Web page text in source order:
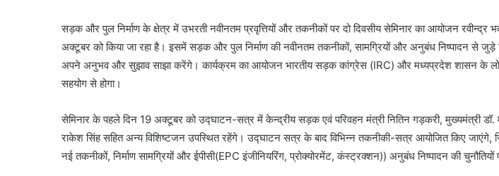
सड़क और पुल निर्माण के क्षेत्र में उभरती नवीनतम प्रवृत्तियों और तकनीकों पर दो दिवसीय सेमिनार का आयोजन
अक्टूबर को किया जा रहा है। इसमें सड़क और पुल निर्माण की नवीनतम तकनीकों, सामग्रियों और अनुबंध निष्पादन से जुड़े
अपने अनुभव और सुझाव साझा करेंगे। कार्यक्रम का आयोजन भारतीय सड़क कांग्रेस (IRC) और मध्यप्रदेश शासन के
सहयोग से होगा।
सेमिनार के पहले दिन 19 अक्टूबर को उद्घाटन-सत्र में केन्द्रीय सड़क एवं परिवहन मंत्री नितिन गड़करी, मुख्यमंत्री डॉ.
राकेश सिंह सहित अन्य विशिष्टजन उपस्थित रहेंगे। उद्घाटन सत्र के बाद विभिन्न तकनीकी-सत्र आयोजित किए
नई तकनीकों, निर्माण सामग्रियों और ईपीसी(EPC इंजीनियरिंग, प्रोक्योरमेंट, कंस्ट्रक्शन)) अनुबंध निष्पादन की